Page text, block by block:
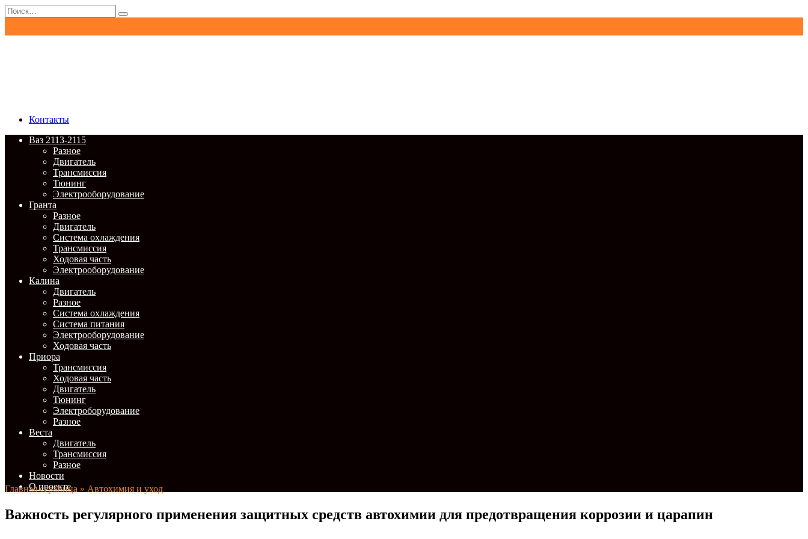
Перейти
к
Search
for:
Контакты
Ваз 2113-2115
Разное
Двигатель
Трансмиссия
Тюнинг
Электрооборудование
Гранта
Разное
Двигатель
Система охлаждения
Трансмиссия
Ходовая часть
Электрооборудование
Калина
Двигатель
Разное
Система охлаждения
Система питания
Электрооборудование
Ходовая часть
Приора
Трансмиссия
Ходовая часть
Двигатель
Тюнинг
Электроборудование
Разное
Веста
Двигатель
Трансмиссия
Разное
Новости
О проекте
Главная страница » Автохимия и уход
Важность регулярного применения защитных средств автохимии для предотвращения коррозии и царапин